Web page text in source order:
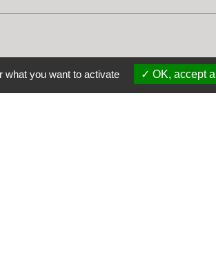
what you want to activate OK, accept all